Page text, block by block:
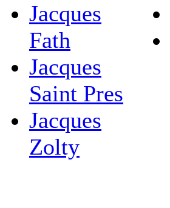
Jacques
Fath
Jacques
Saint Pres
Jacques
Zolty